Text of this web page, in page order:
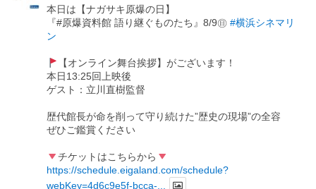
本日は【ナガサキ原爆の日】
『#原爆資料館 語り継ぐものたち』8/9㊐#横浜シネマリ
ン
【オンライン舞台挨拶】がございます！
本日13:25回上映後
ゲスト：立川直樹監督
歴代館長が命を削って守り続けた”歴史の現場”の全容
ぜひご鑑賞ください
チケットはこちらから
https://schedule.eigaland.com/schedule?
webKey=4d6c9e5f-bcca-...